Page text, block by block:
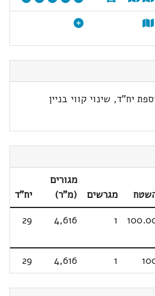
יח"ד, שינוי קווי בניין
מגרשים
מגורים
(מ"ר)
יח"ד
1
4,616
29
1
4,616
29